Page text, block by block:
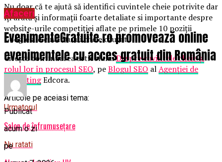
Nu doar că te ajută să identifici cuvintele cheie potrivite dar
îți arată și informații foarte detaliate si importante despre
website-urile competiției aflate pe primele 10 poziții
Google ale cuvântului cheie căutat.
Citește continuarea articoluluiDespre cuvintele cheie și
rolul lor în procesul SEO, peBlogul SEO alAgenției de
MarketingEdcora.
Articole pe aceiasi tema:
Urmatorul
Salon de înfrumuseţare
Nu ratati
Afaceri
EvenimenteGratuite.ro promovează online
evenimentele cu acces gratuit din România
Publicat
acum o zi
pe